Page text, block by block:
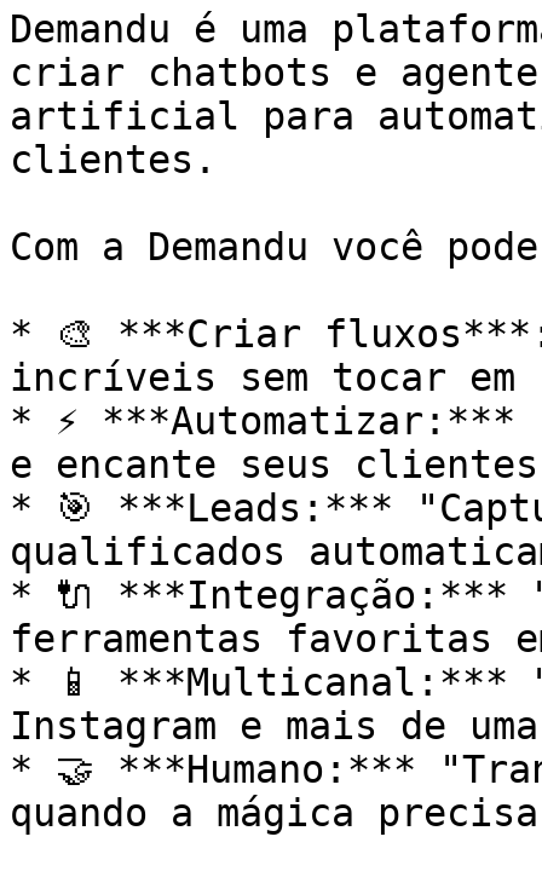
Demandu é uma
criar chatbots e
artificial para
clientes.
Com a Demandu você
* 🎨 ***Criar
incríveis sem tocar em
* ⚡ ***Automatizar:***
e encante seus
* 🎯 ***Leads:***
qualificados
* 🔌 ***Integração:***
ferramentas favoritas
* 📱 ***Multicanal:***
Instagram e mais de
* 🤝 ***Humano:***
quando a mágica